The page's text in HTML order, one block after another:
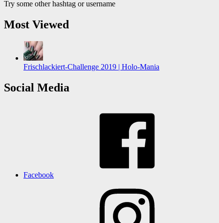
Try some other hashtag or username
Most Viewed
Frischlackiert-Challenge 2019 | Holo-Mania
Social Media
Facebook